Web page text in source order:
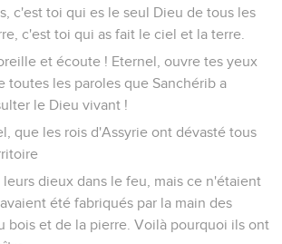
c'est toi qui es le seul Dieu de tous les
c'est toi qui as fait le ciel et la terre.
et écoute ! Eternel, ouvre tes yeux
toutes les paroles que Sanchérib a
le Dieu vivant !
que les rois d'Assyrie ont dévasté tous
dieux dans le feu, mais ce n'étaient
été fabriqués par la main des
bois et de la pierre. Voilà pourquoi ils ont